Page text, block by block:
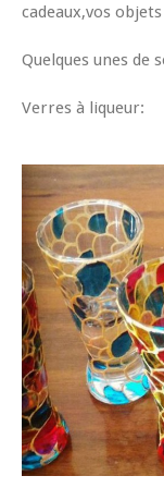
cadeaux,vos
Quelques unes de
Verres à liqueur: